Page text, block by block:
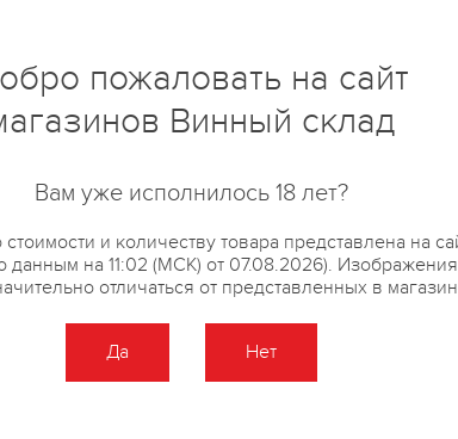
пожаловать на сайт
Винный склад
Вам уже исполнилось 18 лет?
и количеству товара представлена на
данным на 11:02 (МСК) от 07.08.2026).
отличаться от представленных в
Да Нет